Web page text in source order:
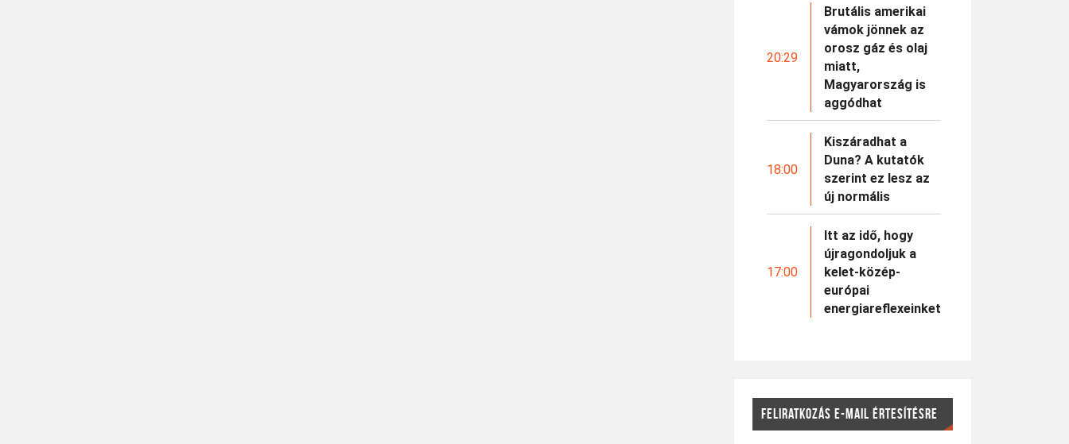
20:29
Brutális amerikai
vámok jönnek az
orosz gáz és olaj
miatt,
Magyarország is
aggódhat
18:00
Kiszáradhat a
Duna? A kutatók
szerint ez lesz az
új normális
17:00
Itt az idő, hogy
újragondoljuk a
kelet-közép-
európai
energiareflexeinket
FELIRATKOZÁS E-MAIL ÉRTESÍTÉSRE